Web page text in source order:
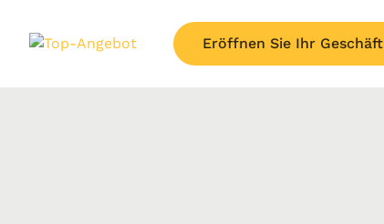
Eröffnen Sie Ihr Geschäft